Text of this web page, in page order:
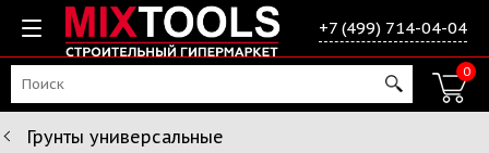
+7 (499) 714-04-04
0
Грунты универсальные